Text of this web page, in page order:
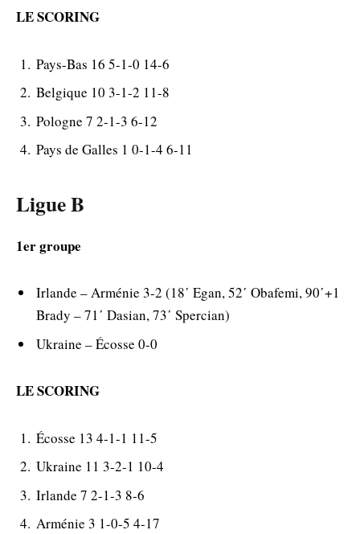
LE SCORING
Pays-Bas 16 5-1-0 14-6
Belgique 10 3-1-2 11-8
Pologne 7 2-1-3 6-12
Pays de Galles 1 0-1-4 6-11
Ligue B
1er groupe
Irlande – Arménie 3-2 (18΄ Egan, 52΄ Obafemi, 90΄+1
Brady – 71΄ Dasian, 73΄ Spercian)
Ukraine – Écosse 0-0
LE SCORING
Écosse 13 4-1-1 11-5
Ukraine 11 3-2-1 10-4
Irlande 7 2-1-3 8-6
Arménie 3 1-0-5 4-17